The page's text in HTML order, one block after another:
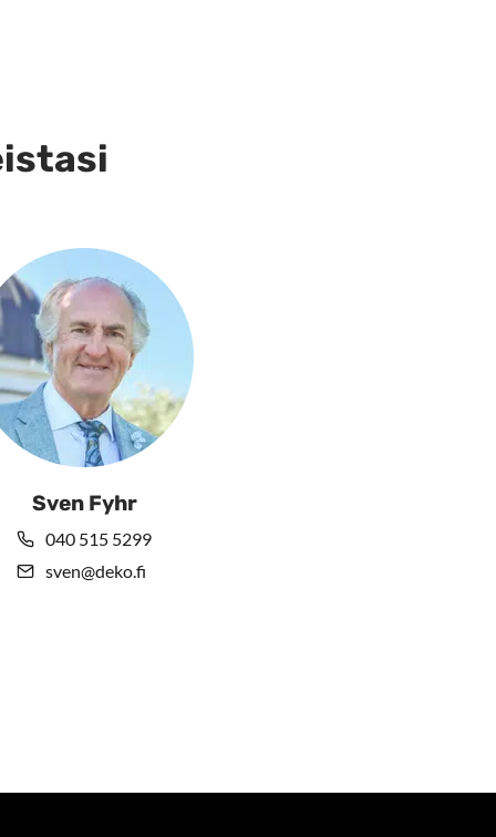
tuotteen
sivulla.
Sven Fyhr
040 515 5299
sven@deko.fi